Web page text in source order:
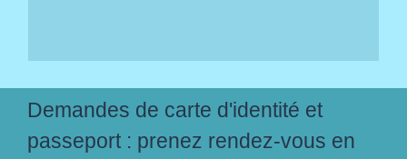
Demandes de carte d'identité et
passeport : prenez rendez-vous en